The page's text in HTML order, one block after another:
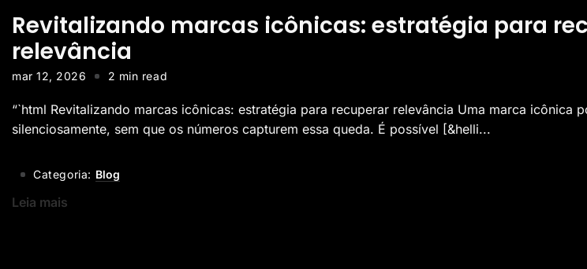
Revitalizando marcas icônicas: estratégia para
relevância
mar 12, 2026 2 min read
“`html Revitalizando marcas icônicas: estratégia para recuperar relevância Uma marca icônica
silenciosamente, sem que os números capturem essa queda. É possível [&helli...
Categoria: Blog
Leia mais